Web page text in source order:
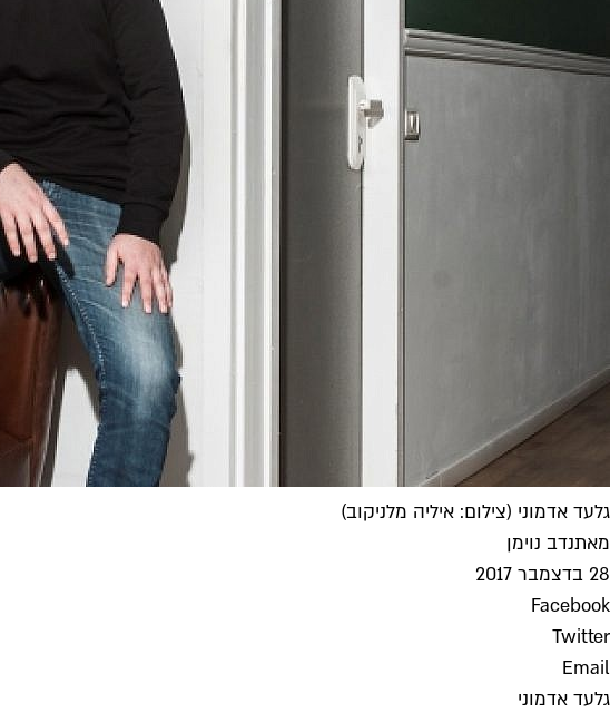
גלעד אדמוני (צילום: איליה מלניקוב)
מאתנדב נוימן
28 בדצמבר 2017
Facebook
Twitter
Email
גלעד אדמוני